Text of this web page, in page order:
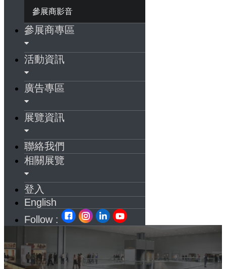
參展商影音
參展商專區
活動資訊
廣告專區
展覽資訊
聯絡我們
相關展覽
登入
English
Follow :